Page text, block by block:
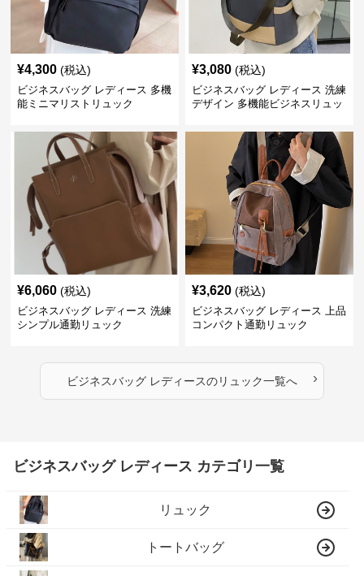
¥4,300 (税込)
ビジネスバッグ レディース 多機
能ミニマリストリュック
¥3,080 (税込)
ビジネスバッグ レディース 洗練
デザイン 多機能ビジネスリュッ
¥6,060 (税込)
ビジネスバッグ レディース 洗練
シンプル通勤リュック
¥3,620 (税込)
ビジネスバッグ レディース 上品
コンパクト通勤リュック
ビジネスバッグ レディースのリュック一覧へ ›
ビジネスバッグ レディース カテゴリ一覧
リュック
トートバッグ